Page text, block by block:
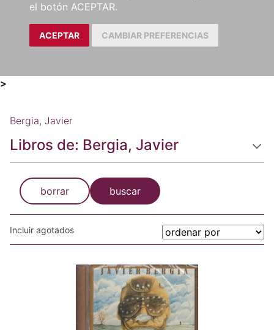
el botón ACEPTAR.
ACEPTAR CAMBIAR PREFERENCIAS
>
Bergia, Javier
Libros de: Bergia, Javier
borrar buscar
Incluir agotados